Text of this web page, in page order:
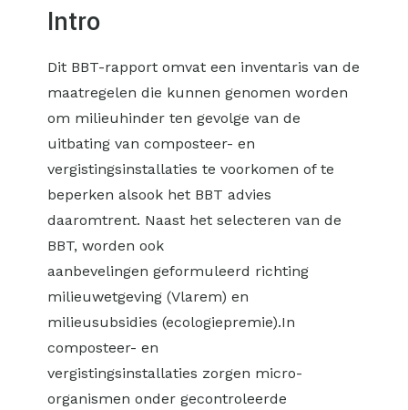
Intro
Dit BBT-rapport omvat een inventaris van de
maatregelen die kunnen genomen worden
om milieuhinder ten gevolge van de
uitbating van composteer- en
vergistingsinstallaties te voorkomen of te
beperken alsook het BBT advies
daaromtrent. Naast het selecteren van de
BBT, worden ook
aanbevelingen geformuleerd richting
milieuwetgeving (Vlarem) en
milieusubsidies (ecologiepremie).In
composteer- en
vergistingsinstallaties zorgen micro-
organismen onder gecontroleerde